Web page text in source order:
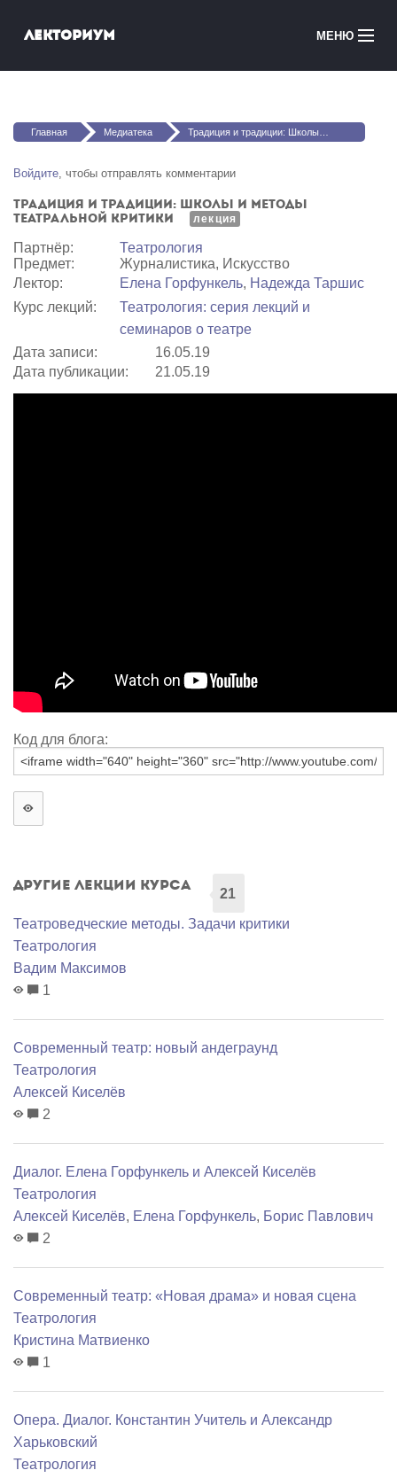
Лекториум МЕНЮ
Медиатека
Courses in English
Вы здесь
Главная Медиатека Традиция и традиции: Школы и методы театральной критики
Войдите, чтобы отправлять комментарии
Традиция и традиции: Школы и методы
театральной критики
лекция
Партнёр:
Театрология
Предмет:
Журналистика, Искусство
Лектор:
Елена Горфункель, Надежда Таршис
Курс лекций:
Театрология: серия лекций и
семинаров о театре
Дата записи:
16.05.19
Дата публикации:
21.05.19
Код для блога:
Другие лекции курса
21
Театроведческие методы. Задачи критики
Театрология
Вадим Максимов
1
Современный театр: новый андеграунд
Театрология
Алексей Киселёв
2
Диалог. Елена Горфункель и Алексей Киселёв
Театрология
Алексей Киселёв, Елена Горфункель, Борис Павлович
2
Современный театр: «Новая драма» и новая сцена
Театрология
Кристина Матвиенко
1
Опера. Диалог. Константин Учитель и Александр
Харьковский
Театрология